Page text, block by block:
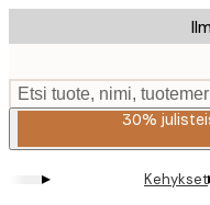
to
content.
Etsi tuote, nimi,
30%
▸ Kehykset